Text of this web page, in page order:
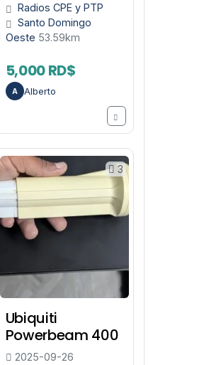
Radios CPE y PTP
Santo Domingo
Oeste 53.59km
5,000 RD$
A Alberto
3
Ubiquiti
Powerbeam 400
2025-09-26